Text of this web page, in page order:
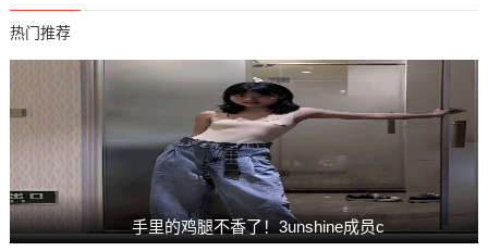
热门推荐
手里的鸡腿不香了！3unshine成员c